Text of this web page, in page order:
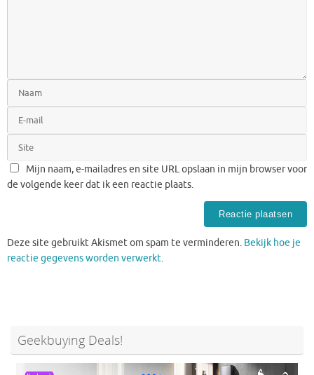
Mijn naam, e-mailadres en site URL opslaan in mijn browser voor
de volgende keer dat ik een reactie plaats.
Deze site gebruikt Akismet om spam te verminderen. Bekijk hoe je
reactie gegevens worden verwerkt.
Geekbuying Deals!